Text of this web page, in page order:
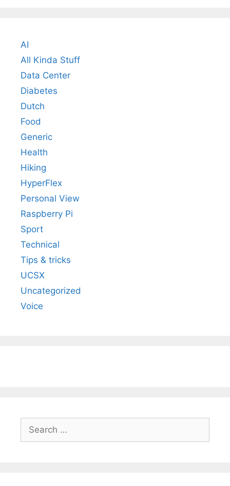
AI
All Kinda Stuff
Data Center
Diabetes
Dutch
Food
Generic
Health
Hiking
HyperFlex
Personal View
Raspberry Pi
Sport
Technical
Tips & tricks
UCSX
Uncategorized
Voice
for: